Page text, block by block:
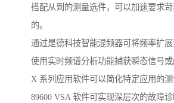
搭配从到的测量选件，可以加速要求
的。
通过是德科技智能混频器可将频率扩展
使用实时频谱分析功能捕获瞬态信号
X 系列应用软件可以简化特定应用的
89600 VSA 软件可实现深层次的故障